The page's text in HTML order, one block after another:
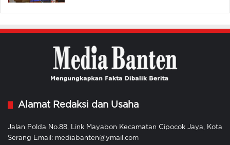
Alamat Redaksi dan Usaha
Jalan Polda No.88, Link Mayabon Kecamatan Cipocok Jaya, Kota
Serang Email: mediabanten@ymail.com